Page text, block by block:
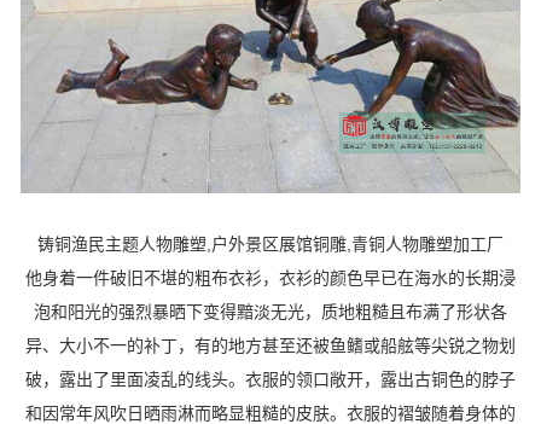
铸铜渔民主题人物雕塑,户外景区展馆铜雕,青铜人物雕塑加工厂
他身着一件破旧不堪的粗布衣衫，衣衫的颜色早已在海水的长期浸
泡和阳光的强烈暴晒下变得黯淡无光，质地粗糙且布满了形状各
异、大小不一的补丁，有的地方甚至还被鱼鳍或船舷等尖锐之物划
破，露出了里面凌乱的线头。衣服的领口敞开，露出古铜色的脖子
和因常年风吹日晒雨淋而略显粗糙的皮肤。衣服的褶皱随着身体的